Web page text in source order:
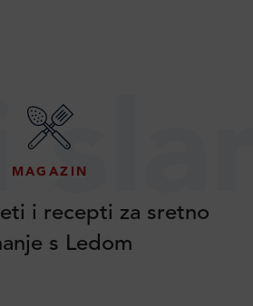
MAGAZIN
i recepti za sretno
s Ledom